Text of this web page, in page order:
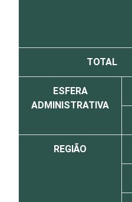
TOTAL
ESFERA
ADMINISTRATIVA
REGIÃO